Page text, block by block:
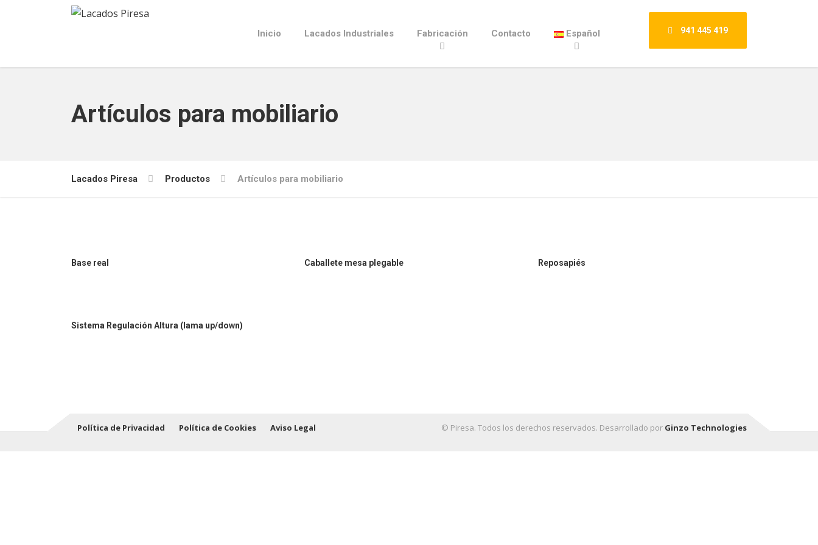
Inicio Lacados Industriales Fabricación Contacto Español 941 445 419
Artículos para mobiliario
Lacados Piresa Productos Artículos para mobiliario
Base real Caballete mesa plegable Reposapiés
Sistema Regulación Altura (lama up/down)
Política de Privacidad Política de Cookies Aviso Legal © Piresa. Todos los derechos reservados. Desarrollado por Ginzo Technologies